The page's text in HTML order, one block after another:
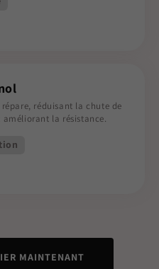
réduisant la chute de
améliorant la résistance.
MAINTENANT